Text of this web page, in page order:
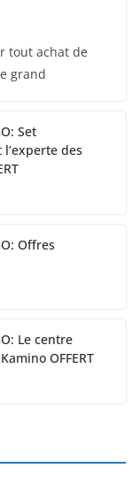
tout achat de
grand
Set
des
Offres
Le centre
OFFERT